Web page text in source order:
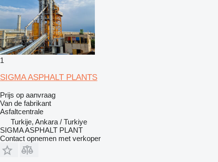
1
SIGMA ASPHALT PLANTS
Prijs op aanvraag
Van de fabrikant
Asfaltcentrale
Turkije, Ankara / Turkiye
SIGMA ASPHALT PLANT
Contact opnemen met verkoper